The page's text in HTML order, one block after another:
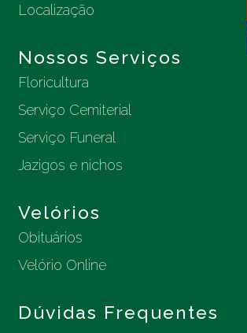
Localização
Nossos Serviços
Floricultura
Serviço Cemiterial
Serviço Funeral
Jazigos e nichos
Velórios
Obituários
Velório Online
Dúvidas Frequentes